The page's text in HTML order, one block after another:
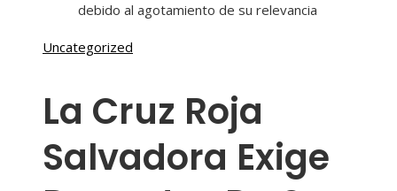
debido al agotamiento de su relevancia
Uncategorized
La Cruz Roja
Salvadora Exige